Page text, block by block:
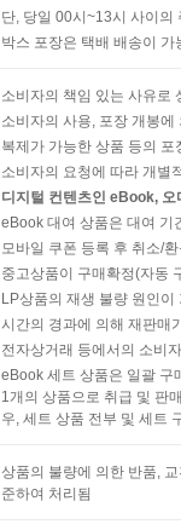
단, 당일 00시~13시 사이의
박스 포장은 택배 배송이
소비자의 책임 있는 사유로
소비자의 사용, 포장 개봉
복제가 가능한 상품 등의
소비자의 요청에 따라 개별
디지털 컨텐츠인 eBook,
eBook 대여 상품은 대여 기
모바일 쿠폰 등록 후 취소/
중고상품이 구매확정(자동
LP상품의 재생 불량 원인
시간의 경과에 의해 재판매
전자상거래 등에서의 소비
eBook 세트 상품은 일괄 구
1개의 상품으로 취급 및 판
우, 세트 상품 전부 및 세트
상품의 불량에 의한 반품,
준하여 처리됨